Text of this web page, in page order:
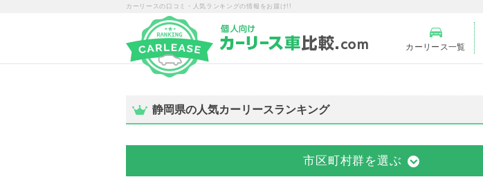
カーリースの口コミ・人気ランキングの情報をお届け!!
カーリース一覧
静岡県の人気カーリースランキング
市区町村群を選ぶ